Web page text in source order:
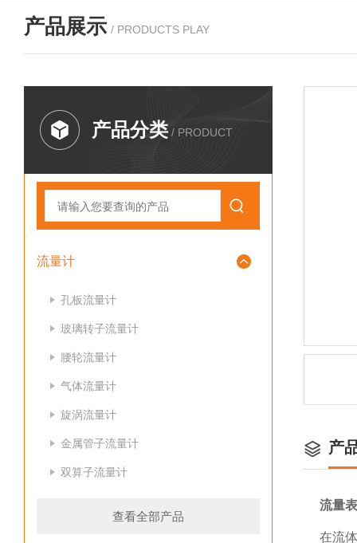
产品展示 / PRODUCTS PLAY
产品分类 / PRODUCT
流量计
孔板流量计
玻璃转子流量计
腰轮流量计
气体流量计
旋涡流量计
金属管子流量计
双算子流量计
查看全部产品
产
流量
在流